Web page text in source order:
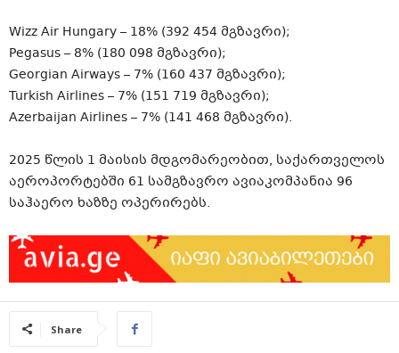
Wizz Air Hungary – 18% (392 454 მგზავრი);
Pegasus – 8% (180 098 მგზავრი);
Georgian Airways – 7% (160 437 მგზავრი);
Turkish Airlines – 7% (151 719 მგზავრი);
Azerbaijan Airlines – 7% (141 468 მგზავრი).
2025 წლის 1 მაისის მდგომარეობით, საქართველოს
აეროპორტებში 61 სამგზავრო ავიაკომპანია 96
საჰაერო ხაზზე ოპერირებს.
Share